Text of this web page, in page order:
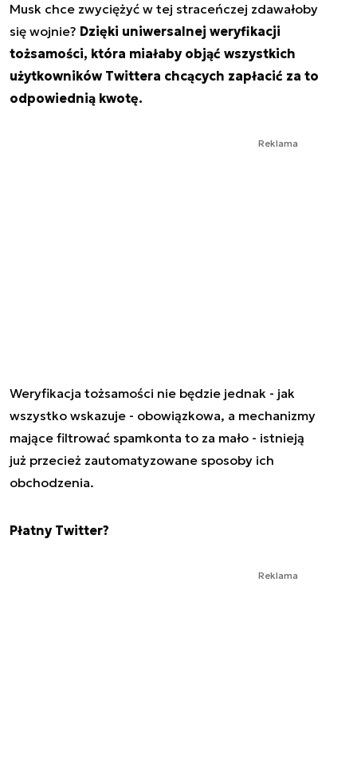
Musk chce zwyciężyć w tej straceńczej zdawałoby
się wojnie? Dzięki uniwersalnej weryfikacji
tożsamości, która miałaby objąć wszystkich
użytkowników Twittera chcących zapłacić za to
odpowiednią kwotę.
Reklama
Weryfikacja tożsamości nie będzie jednak - jak
wszystko wskazuje - obowiązkowa, a mechanizmy
mające filtrować spamkonta to za mało - istnieją
już przecież zautomatyzowane sposoby ich
obchodzenia.
Płatny Twitter?
Reklama